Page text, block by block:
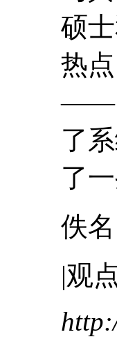
硕
热
——
了
了
佚名
|观